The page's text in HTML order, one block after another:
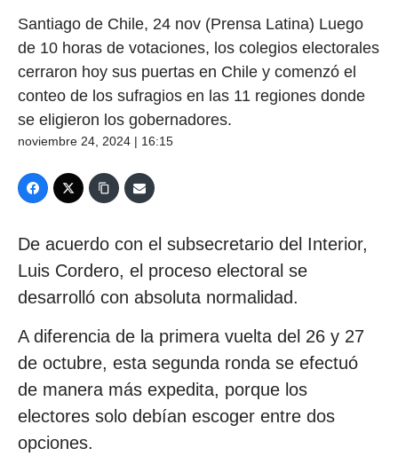
Santiago de Chile, 24 nov (Prensa Latina) Luego
de 10 horas de votaciones, los colegios electorales
cerraron hoy sus puertas en Chile y comenzó el
conteo de los sufragios en las 11 regiones donde
se eligieron los gobernadores.
noviembre 24, 2024 | 16:15
De acuerdo con el subsecretario del Interior,
Luis Cordero, el proceso electoral se
desarrolló con absoluta normalidad.
A diferencia de la primera vuelta del 26 y 27
de octubre, esta segunda ronda se efectuó
de manera más expedita, porque los
electores solo debían escoger entre dos
opciones.